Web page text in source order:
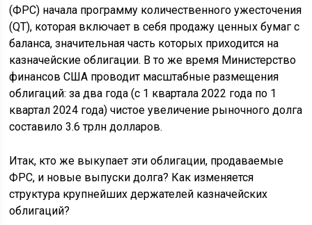
(ФРС) начала программу количественного ужесточения
(QT), которая включает в себя продажу ценных бумаг с
баланса, значительная часть которых приходится на
казначейские облигации. В то же время Министерство
финансов США проводит масштабные размещения
облигаций: за два года (с 1 квартала 2022 года по 1
квартал 2024 года) чистое увеличение рыночного долга
составило 3.6 трлн долларов.
Итак, кто же выкупает эти облигации, продаваемые
ФРС, и новые выпуски долга? Как изменяется
структура крупнейших держателей казначейских
облигаций?